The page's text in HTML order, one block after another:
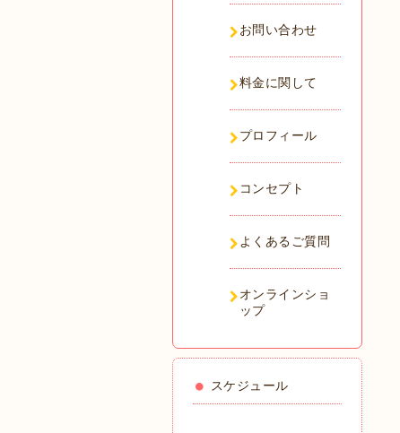
お問い合わせ
料金に関して
プロフィール
コンセプト
よくあるご質問
オンラインショ
ップ
スケジュール